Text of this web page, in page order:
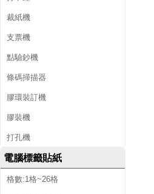
裁紙機
支票機
點驗鈔機
條碼掃描器
膠環裝訂機
膠裝機
打孔機
電腦標籤貼紙
格數:1格~26格